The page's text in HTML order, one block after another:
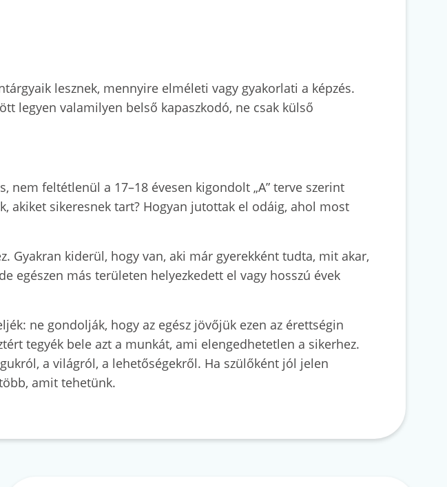
lesznek, mennyire elméleti vagy gyakorlati a képzés.
legyen valamilyen belső kapaszkodó, ne csak külső
nem feltétlenül a 17–18 évesen kigondolt „A” terve szerint
akiket sikeresnek tart? Hogyan jutottak el odáig, ahol most
Gyakran kiderül, hogy van, aki már gyerekként tudta, mit akar,
egészen más területen helyezkedett el vagy hosszú évek
ne gondolják, hogy az egész jövőjük ezen az érettségin
tegyék bele azt a munkát, ami elengedhetetlen a sikerhez.
a világról, a lehetőségekről. Ha szülőként jól jelen
amit tehetünk.